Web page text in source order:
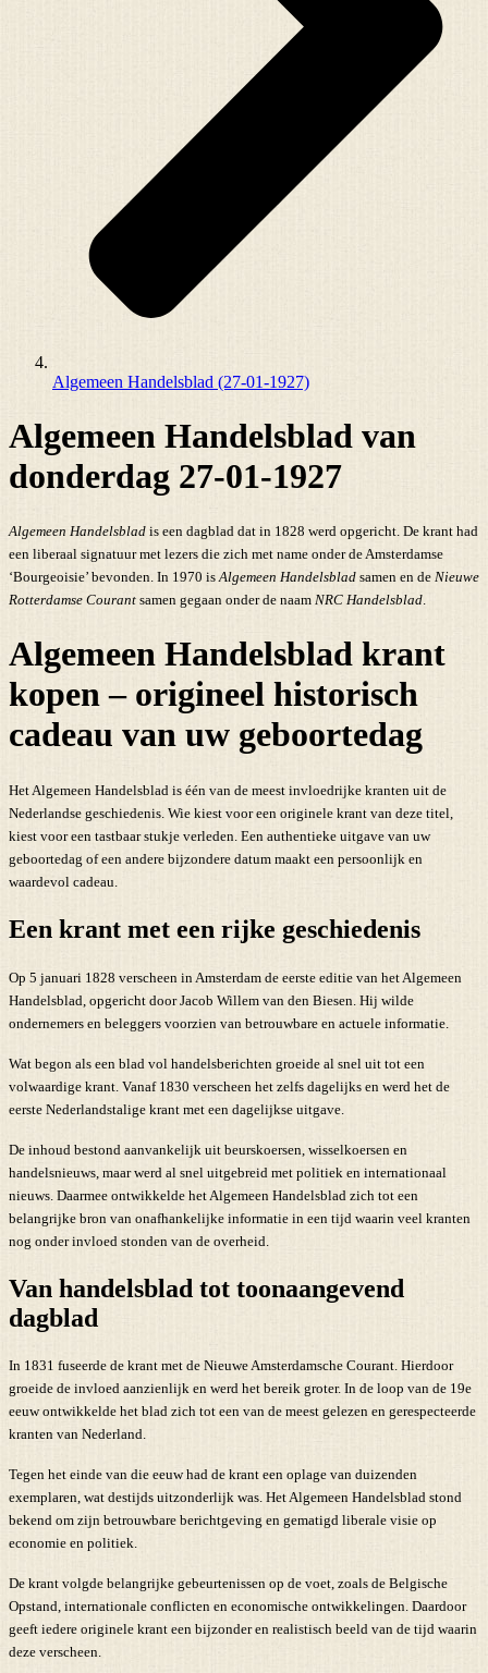
Algemeen Handelsblad (27-01-1927)
Algemeen Handelsblad van
donderdag 27-01-1927
Algemeen Handelsblad is een dagblad dat in 1828 werd opgericht. De krant had
een liberaal signatuur met lezers die zich met name onder de Amsterdamse
‘Bourgeoisie’ bevonden. In 1970 is Algemeen Handelsblad samen en de Nieuwe
Rotterdamse Courant samen gegaan onder de naam NRC Handelsblad
Algemeen Handelsblad krant
kopen – origineel historisch
cadeau van uw geboortedag
Het Algemeen Handelsblad is één van de meest invloedrijke kranten uit de
Nederlandse geschiedenis. Wie kiest voor een originele krant van deze titel,
kiest voor een tastbaar stukje verleden. Een authentieke uitgave van uw
geboortedag of een andere bijzondere datum maakt een persoonlijk en
waardevol cadeau.
Een krant met een rijke geschiedenis
Op 5 januari 1828 verscheen in Amsterdam de eerste editie van het Algemeen
Handelsblad, opgericht door Jacob Willem van den Biesen. Hij wilde
ondernemers en beleggers voorzien van betrouwbare en actuele informatie.
Wat begon als een blad vol handelsberichten groeide al snel uit tot een
volwaardige krant. Vanaf 1830 verscheen het zelfs dagelijks en werd het de
eerste Nederlandstalige krant met een dagelijkse uitgave.
De inhoud bestond aanvankelijk uit beurskoersen, wisselkoersen en
handelsnieuws, maar werd al snel uitgebreid met politiek en internationaal
nieuws. Daarmee ontwikkelde het Algemeen Handelsblad zich tot een
belangrijke bron van onafhankelijke informatie in een tijd waarin veel kranten
nog onder invloed stonden van de overheid.
Van handelsblad tot toonaangevend
dagblad
In 1831 fuseerde de krant met de Nieuwe Amsterdamsche Courant. Hierdoor
groeide de invloed aanzienlijk en werd het bereik groter. In de loop van de 19e
eeuw ontwikkelde het blad zich tot een van de meest gelezen en gerespecteerde
kranten van Nederland.
Tegen het einde van die eeuw had de krant een oplage van duizenden
exemplaren, wat destijds uitzonderlijk was. Het Algemeen Handelsblad stond
bekend om zijn betrouwbare berichtgeving en gematigd liberale visie op
economie en politiek.
De krant volgde belangrijke gebeurtenissen op de voet, zoals de Belgische
Opstand, internationale conflicten en economische ontwikkelingen. Daardoor
geeft iedere originele krant een bijzonder en realistisch beeld van de tijd waarin
deze verscheen.